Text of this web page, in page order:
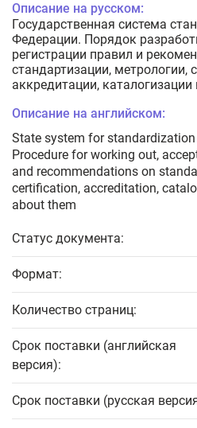
Описание на русском:
Государственная система
Федерации. Порядок
регистрации правил и
стандартизации, метрологии,
аккредитации,
Описание на английском:
State system for
Procedure for working out,
and recommendations on
certification, accreditation,
about them
Статус документа:
Формат:
Количество страниц:
Срок поставки (английская
версия):
Срок поставки (русская